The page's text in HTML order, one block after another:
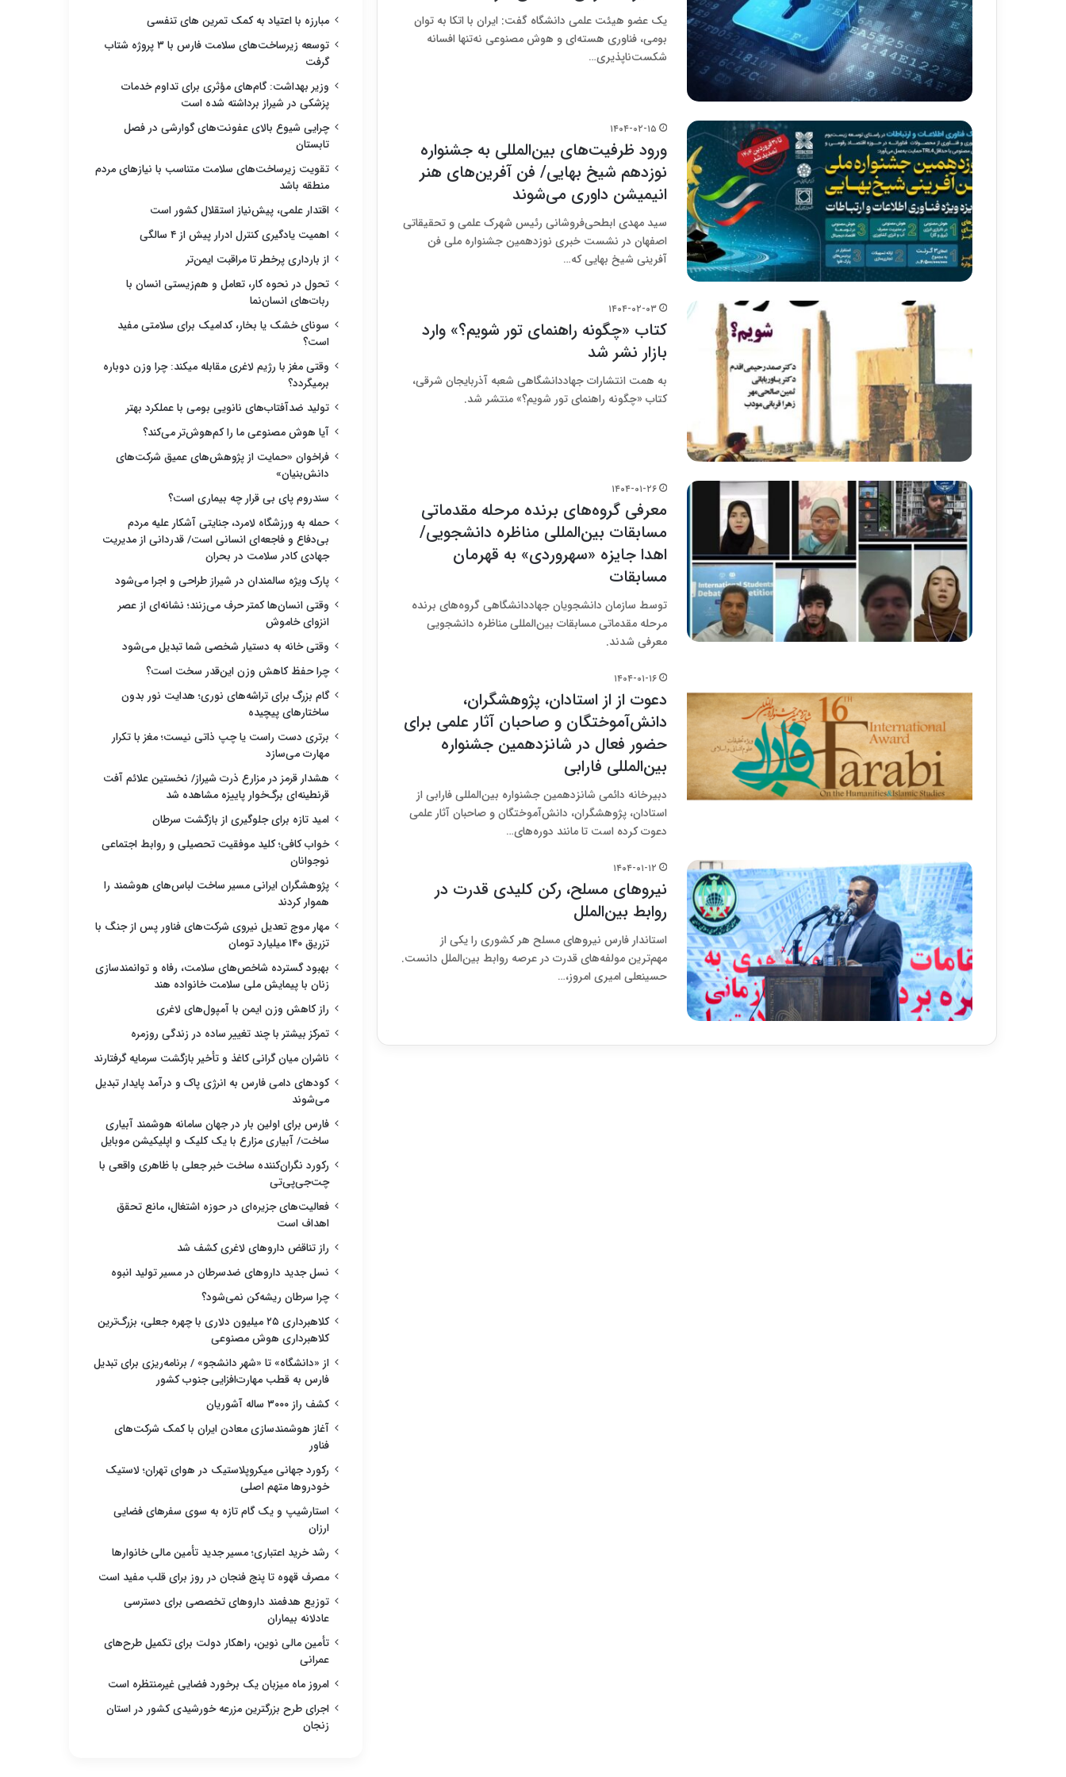
یک عضو هیئت علمی دانشگاه گفت: ایران با اتکا به توان
بومی، فناوری هسته‌ای و هوش مصنوعی نه‌تنها افسانه
شکست‌ناپذیری…
۱۴۰۴-۰۲-۱۵
ورود ظرفیت‌های بین‌المللی به جشنواره
نوزدهم شیخ بهایی/ فن آفرین‌های هنر
انیمیشن داوری می‌شوند
سید مهدی ابطحی‌فروشانی رئیس شهرک علمی و تحقیقاتی
اصفهان در نشست خبری نوزدهمین جشنواره ملی فن
آفرینی شیخ بهایی که…
۱۴۰۴-۰۲-۰۳
کتاب «چگونه راهنمای تور شویم؟» وارد
بازار نشر شد
به همت انتشارات جهاددانشگاهی شعبه آذربایجان شرقی،
کتاب «چگونه راهنمای تور شویم؟» منتشر شد.
۱۴۰۴-۰۱-۲۶
معرفی گروه‌های برنده مرحله مقدماتی
مسابقات بین‌المللی مناظره دانشجویی/
اهدا جایزه «سهروردی» به قهرمان
مسابقات
توسط سازمان دانشجویان جهاددانشگاهی گروه‌های برنده
مرحله مقدماتی مسابقات بین‌المللی مناظره دانشجویی
معرفی شدند.
۱۴۰۴-۰۱-۱۶
دعوت از از استادان، پژوهشگران،
دانش‌آموختگان و صاحبان آثار علمی برای
حضور فعال در شانزدهمین جشنواره
بین‌المللی فارابی
دبیرخانه دائمی شانزدهمین جشنواره بین‌المللی فارابی از
استادان، پژوهشگران، دانش‌آموختگان و صاحبان آثار علمی
دعوت کرده است تا مانند دوره‌های…
۱۴۰۴-۰۱-۱۲
نیروهای مسلح، رکن کلیدی قدرت در
روابط بین‌الملل
استاندار فارس نیروهای مسلح هر کشوری را یکی از
مهم‌ترین مولفه‌های قدرت در عرصه‌ روابط بین‌الملل دانست.
حسینعلی امیری امروز،…
مبارزه با اعتیاد به کمک تمرین های تنفسی
توسعه زیرساخت‌های سلامت فارس با ۳ پروژه شتاب
گرفت
وزیر بهداشت: گام‌های مؤثری برای تداوم خدمات
پزشکی در شیراز برداشته شده است
چرایی شیوع بالای عفونت‌های گوارشی در فصل
تابستان
تقویت زیرساخت‌های سلامت متناسب با نیازهای مردم
منطقه باشد
اقتدار علمی، پیش‌نیاز استقلال کشور است
اهمیت یادگیری کنترل ادرار پیش از ۴ سالگی
از بارداری پرخطر تا مراقبت ایمن‌تر
تحول در نحوه کار، تعامل و هم‌زیستی انسان با
ربات‌های انسان‌نما
سونای خشک یا بخار، کدامیک برای سلامتی مفید
است؟
وقتی مغز با رژیم لاغری مقابله میکند: چرا وزن دوباره
برمیگردد؟
تولید ضدآفتاب‌های نانویی بومی با عملکرد بهتر
آیا هوش مصنوعی ما را کم‌هوش‌تر می‌کند؟
فراخوان «حمایت از پژوهش‌های عمیق شرکت‌های
دانش‌بنیان»
سندروم پای بی قرار چه بیماری است؟
حمله به ورزشگاه لامرد، جنایتی آشکار علیه مردم
بی‌دفاع و فاجعه‌ای انسانی است/ قدردانی از مدیریت
جهادی کادر سلامت در بحران
پارک ویژه سالمندان در شیراز طراحی و اجرا می‌شود
وقتی انسان‌ها کمتر حرف می‌زنند؛ نشانه‌ای از عصر
انزوای خاموش
وقتی خانه به دستیار شخصی شما تبدیل می‌شود
چرا حفظ کاهش وزن این‌قدر سخت است؟
گام بزرگ برای تراشه‌های نوری؛ هدایت نور بدون
ساختارهای پیچیده
برتری دست راست یا چپ ذاتی نیست؛ مغز با تکرار
مهارت می‌سازد
هشدار قرمز در مزارع ذرت شیراز/ نخستین علائم آفت
قرنطینه‌ای برگ‌خوار پاییزه مشاهده شد
امید تازه برای جلوگیری از بازگشت سرطان
خواب کافی؛ کلید موفقیت تحصیلی و روابط اجتماعی
نوجوانان
پژوهشگران ایرانی مسیر ساخت لباس‌های هوشمند را
هموار کردند
مهار موج تعدیل نیروی شرکت‌های فناور پس از جنگ با
تزریق ۱۴۰ میلیارد تومان
بهبود گسترده شاخص‌های سلامت، رفاه و توانمندسازی
زنان با پیمایش ملی سلامت خانواده هند
راز کاهش وزن ایمن با آمپول‌های لاغری
تمرکز بیشتر با چند تغییر ساده در زندگی روزمره
ناشران میان گرانی کاغذ و تأخیر بازگشت سرمایه گرفتارند
کودهای دامی فارس به انرژی پاک و درآمد پایدار تبدیل
می‌شوند
فارس برای اولین بار در جهان سامانه هوشمند آبیاری
ساخت/ آبیاری مزارع با یک کلیک و اپلیکیشن موبایل
رکورد نگران‌کننده ساخت خبر جعلی با ظاهری واقعی با
چت‌جی‌پی‌تی
فعالیت‌های جزیره‌ای در حوزه اشتغال، مانع تحقق
اهداف است
راز تناقض داروهای لاغری کشف شد
نسل جدید داروهای ضدسرطان در مسیر تولید انبوه
چرا سرطان ریشه‌کن نمی‌شود؟
کلاهبرداری ۲۵ میلیون دلاری با چهره جعلی، بزرگ‌ترین
کلاهبرداری هوش مصنوعی
از «دانشگاه» تا «شهر دانشجو» / برنامه‌ریزی برای تبدیل
فارس به قطب مهارت‌افزایی جنوب کشور
کشف راز ۳۰۰۰ ساله آشوریان
آغاز هوشمندسازی معادن ایران با کمک شرکت‌های
فناور
رکورد جهانی میکروپلاستیک در هوای تهران؛ لاستیک
خودروها متهم اصلی
استارشیپ و یک گام تازه به سوی سفرهای فضایی
ارزان
رشد خرید اعتباری؛ مسیر جدید تأمین مالی خانوارها
مصرف قهوه تا پنج فنجان در روز برای قلب مفید است
توزیع هدفمند داروهای تخصصی برای دسترسی
عادلانه بیماران
تأمین مالی نوین، راهکار دولت برای تکمیل طرح‌های
عمرانی
امروز ماه میزبان یک برخورد فضایی غیرمنتظره است
اجرای طرح بزرگترین مزرعه خورشیدی کشور در استان
زنجان